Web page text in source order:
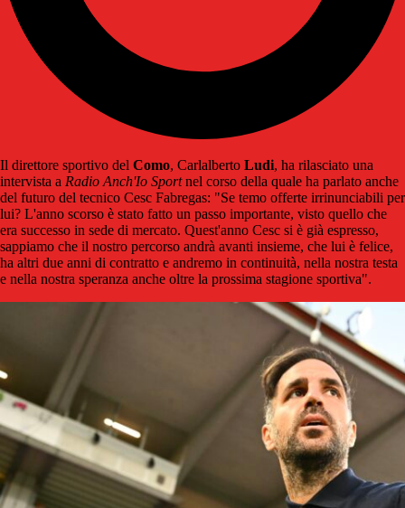
Il direttore sportivo del Como, Carlalberto Ludi, ha rilasciato una
intervista a Radio Anch'Io Sportnel corso della quale ha parlato anche
del futuro del tecnico Cesc Fabregas: "Se temo offerte irrinunciabili per
lui? L'anno scorso è stato fatto un passo importante, visto quello che
era successo in sede di mercato. Quest'anno Cesc si è già espresso,
sappiamo che il nostro percorso andrà avanti insieme, che lui è felice,
ha altri due anni di contratto e andremo in continuità, nella nostra testa
e nella nostra speranza anche oltre la prossima stagione sportiva".